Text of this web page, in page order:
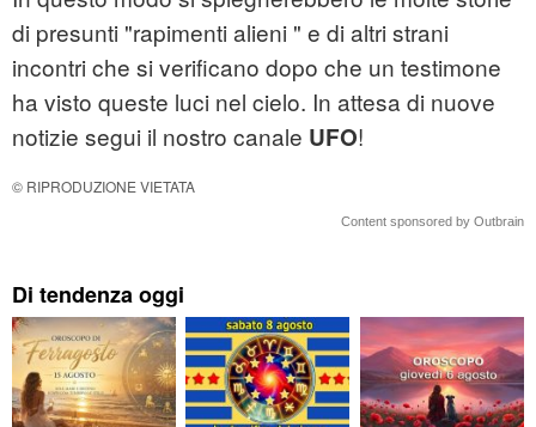
di presunti "rapimenti alieni " e di altri strani
incontri che si verificano dopo che un testimone
ha visto queste luci nel cielo. In attesa di nuove
notizie segui il nostro canale UFO!
© RIPRODUZIONE VIETATA
Content sponsored by Outbrain
Di tendenza oggi